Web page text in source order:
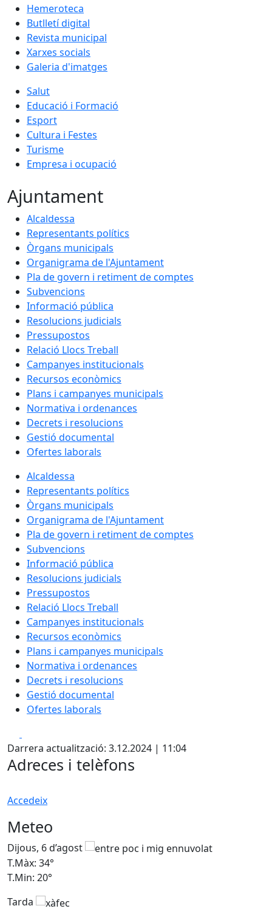
Hemeroteca
Butlletí digital
Revista municipal
Xarxes socials
Galeria d'imatges
Salut
Educació i Formació
Esport
Cultura i Festes
Turisme
Empresa i ocupació
Ajuntament
Alcaldessa
Representants polítics
Òrgans municipals
Organigrama de l'Ajuntament
Pla de govern i retiment de comptes
Subvencions
Informació pública
Resolucions judicials
Pressupostos
Relació Llocs Treball
Campanyes institucionals
Recursos econòmics
Plans i campanyes municipals
Normativa i ordenances
Decrets i resolucions
Gestió documental
Ofertes laborals
Alcaldessa
Representants polítics
Òrgans municipals
Organigrama de l'Ajuntament
Pla de govern i retiment de comptes
Subvencions
Informació pública
Resolucions judicials
Pressupostos
Relació Llocs Treball
Campanyes institucionals
Recursos econòmics
Plans i campanyes municipals
Normativa i ordenances
Decrets i resolucions
Gestió documental
Ofertes laborals
Darrera actualització: 3.12.2024 | 11:04
Adreces i telèfons
Accedeix
Meteo
Dijous, 6 d’agost
T.Màx: 34°
T.Min: 20°
Tarda